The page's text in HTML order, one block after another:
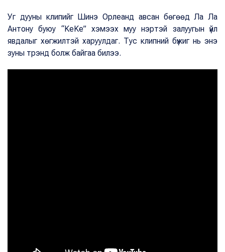
Уг дууны клипийг Шинэ Орлеанд авсан бөгөөд Ла Ла
Антону буюу “KeKe” хэмээх муу нэртэй залуугын үйл
явдалыг хөгжилтэй харуулдаг. Тус клипний бүжиг нь энэ
зуны трэнд болж байгаа билээ.